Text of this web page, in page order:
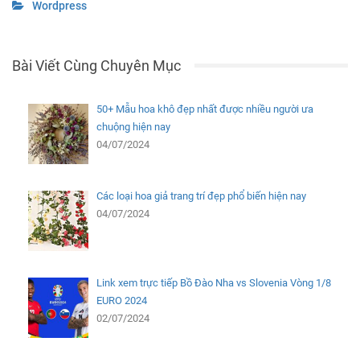
Wordpress
Bài Viết Cùng Chuyên Mục
50+ Mẫu hoa khô đẹp nhất được nhiều người ưa
chuộng hiện nay
04/07/2024
Các loại hoa giả trang trí đẹp phổ biến hiện nay
04/07/2024
Link xem trực tiếp Bồ Đào Nha vs Slovenia Vòng 1/8
EURO 2024
02/07/2024